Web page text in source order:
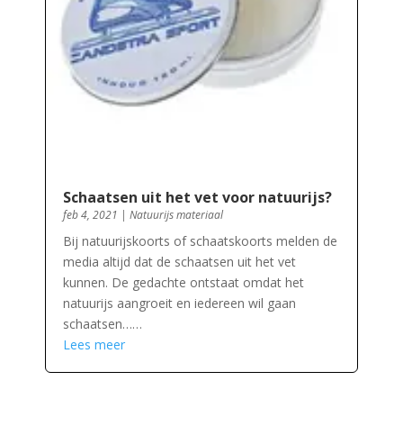
Schaatsen uit het vet voor natuurijs?
feb 4, 2021 | Natuurijs materiaal
Bij natuurijskoorts of schaatskoorts melden de
media altijd dat de schaatsen uit het vet
kunnen. De gedachte ontstaat omdat het
natuurijs aangroeit en iedereen wil gaan
schaatsen……
Lees meer